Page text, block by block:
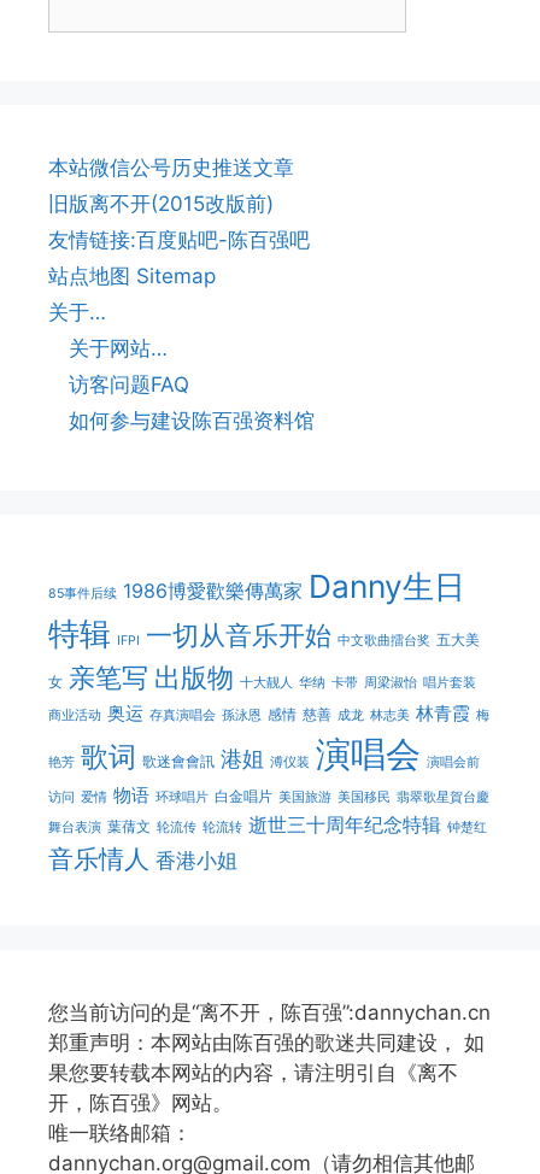
本站微信公号历史推送文章
旧版离不开(2015改版前)
友情链接:百度贴吧-陈百强吧
站点地图 Sitemap
关于…
关于网站…
访客问题FAQ
如何参与建设陈百强资料馆
85事件后续 1986博愛歡樂傳萬家 Danny生日
特辑 IFPI 一切从音乐开始 中文歌曲擂台奖 五大美
女 亲笔写 出版物 十大靓人 华纳 卡带 周梁淑怡 唱片套装
商业活动 奥运 存真演唱会 孫泳恩 感情 慈善 成龙 林志美 林青霞 梅
艳芳 歌词 歌迷會會訊 港姐 溥仪装 演唱会 演唱会前
访问 爱情 物语 环球唱片 白金唱片 美国旅游 美国移民 翡翠歌星賀台慶
舞台表演 葉蒨文 轮流传 轮流转 逝世三十周年纪念特辑 钟楚红
音乐情人 香港小姐
您当前访问的是“离不开，陈百强”:dannychan.cn
郑重声明：本网站由陈百强的歌迷共同建设， 如
果您要转载本网站的内容，请注明引自《离不
开，陈百强》网站。
唯一联络邮箱：
dannychan.org@gmail.com（请勿相信其他邮